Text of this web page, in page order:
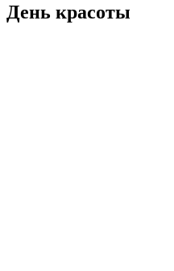
День красоты